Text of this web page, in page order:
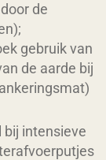
de
gebruik van
de aarde bij
bij intensieve